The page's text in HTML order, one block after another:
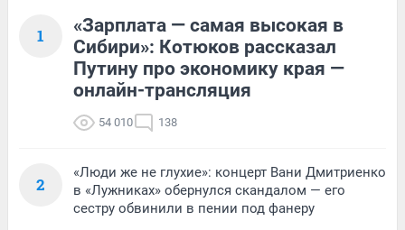
1
«Зарплата — самая высокая в
Сибири»: Котюков рассказал
Путину про экономику края —
онлайн-трансляция
54 010 138
2
«Люди же не глухие»: концерт Вани Дмитриенко
в «Лужниках» обернулся скандалом — его
сестру обвинили в пении под фанеру